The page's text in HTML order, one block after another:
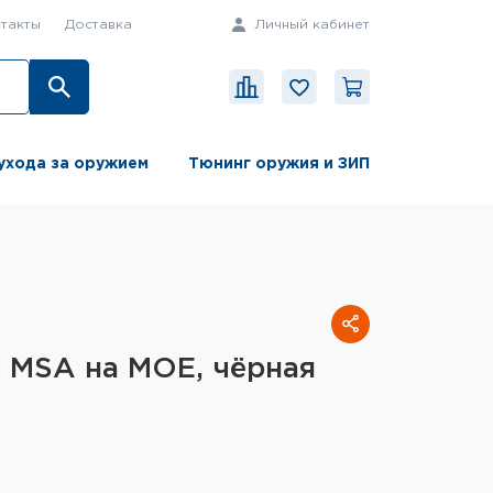
Доставка Личный кабинет
за оружием Тюнинг оружия и ЗИП
на MOE, чёрная